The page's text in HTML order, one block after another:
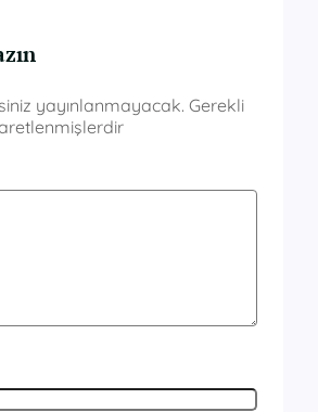
yayınlanmayacak. Gerekli